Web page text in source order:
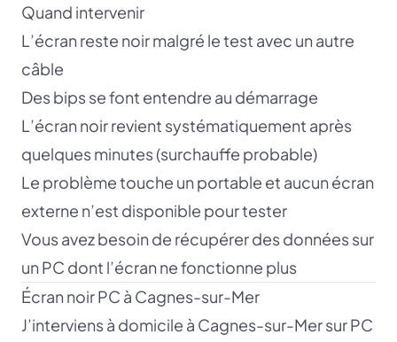
Quand intervenir
L’écran reste noir malgré le test avec un autre
câble
Des bips se font entendre au démarrage
L’écran noir revient systématiquement après
quelques minutes (surchauffe probable)
Le problème touche un portable et aucun écran
externe n’est disponible pour tester
Vous avez besoin de récupérer des données sur
un PC dont l’écran ne fonctionne plus
Écran noir PC à Cagnes-sur-Mer
J’interviens à domicile à Cagnes-sur-Mer sur PC